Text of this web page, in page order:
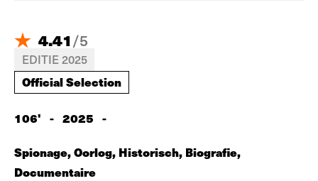
4.41/5
EDITIE 2025
Official Selection
106' - 2025 -
Spionage, Oorlog, Historisch, Biografie,
Documentaire